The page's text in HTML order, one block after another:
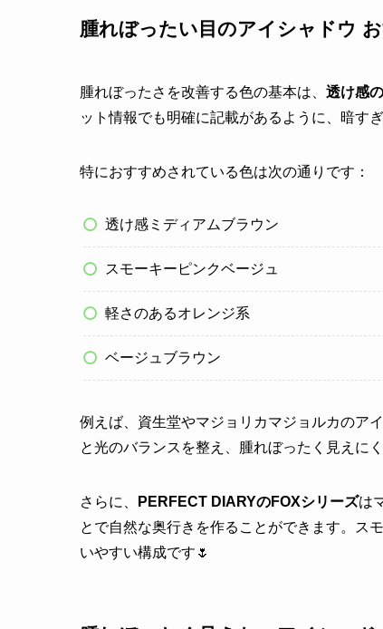
腫れぼったい目のアイシャドウ
腫れぼったさを改善する色の基本は、 透け感
ット情報でも明確に記載があるように、暗す
特におすすめされている色は次の通りです：
透け感ミディアムブラウン
スモーキーピンクベージュ
軽さのあるオレンジ系
ベージュブラウン
例えば、資生堂やマジョリカマジョルカのア
と光のバランスを整え、腫れぼったく見えにく
さらに、 PERFECT DIARYのFOXシリーズは
とで自然な奥行きを作ることができます。ス
いやすい構成です🌷